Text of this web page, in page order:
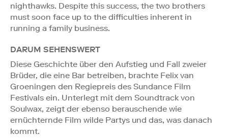
nighthawks. Despite this success, the two brothers
must soon face up to the difficulties inherent in
running a family business.
DARUM SEHENSWERT
Diese Geschichte über den Aufstieg und Fall zweier
Brüder, die eine Bar betreiben, brachte Felix van
Groeningen den Regiepreis des Sundance Film
Festivals ein. Unterlegt mit dem Soundtrack von
Soulwax, zeigt der ebenso berauschende wie
ernüchternde Film wilde Partys und das, was danach
kommt.